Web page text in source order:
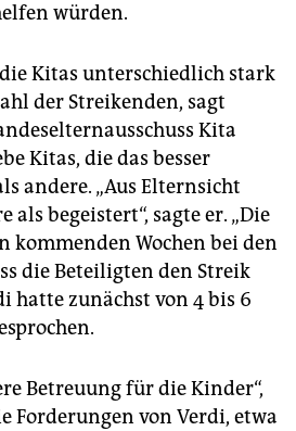
würden.
Kitas unterschiedlich stark
der Streikenden, sagt
Kita
Kitas, die das besser
andere. „Aus Elternsicht
als begeistert“, sagte er. „Die
kommenden Wochen bei den
die Beteiligten den Streik
hatte zunächst von 4 bis 6
Betreuung für die Kinder“,
Forderungen von Verdi, etwa